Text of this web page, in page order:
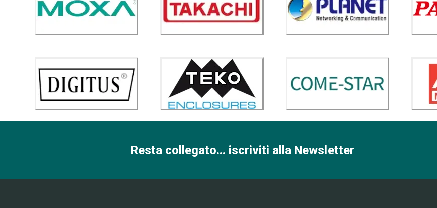
Resta collegato... iscriviti alla Newsletter